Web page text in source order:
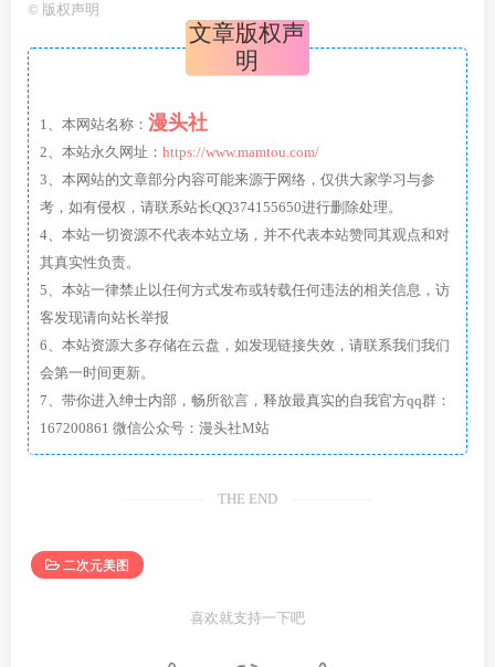
© 版权声明
文章版权声
明
1、本网站名称： 漫头社
2、本站永久网址： https://www.mamtou.com/
3、本网站的文章部分内容可能来源于网络，仅供大家学习与参
考，如有侵权，请联系站长QQ374155650进行删除处理。
4、本站一切资源不代表本站立场，并不代表本站赞同其观点和对
其真实性负责。
5、本站一律禁止以任何方式发布或转载任何违法的相关信息，访
客发现请向站长举报
6、本站资源大多存储在云盘，如发现链接失效，请联系我们我们
会第一时间更新。
7、带你进入绅士内部，畅所欲言，释放最真实的自我官方qq群：
167200861 微信公众号：漫头社M站
THE END
二次元美图
喜欢就支持一下吧